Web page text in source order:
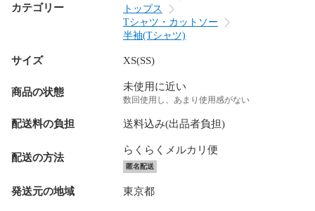
カテゴリー
トップス
Tシャツ・カットソー
半袖(Tシャツ)
サイズ XS(SS)
商品の状態 未使用に近い
数回使用し、あまり使用感がない
配送料の負担 送料込み(出品者負担)
配送の方法
らくらくメルカリ便
匿名配送
発送元の地域 東京都